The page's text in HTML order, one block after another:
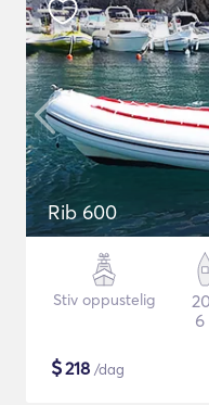
Rib 600
Stiv oppustelig
6
$218 /dag